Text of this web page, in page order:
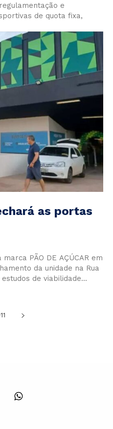
e
de quota fixa,
as portas
PÃO DE AÇÚCAR em
da unidade na Rua
Capital. "Após estudos de viabilidade...